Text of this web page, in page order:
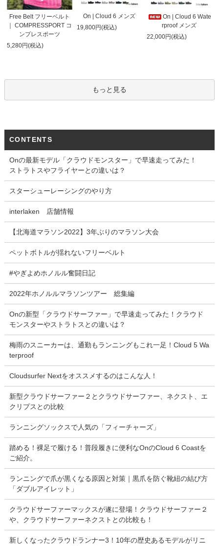
Free Belt フリーベルト
｜ COMPRESSPORT コ
ンプレスポーツ
5,280円(税込)
On | Cloud 6 メンズ
19,800円(税込)
On | Cloud 6 Wate
rproof メンズ
22,000円(税込)
もっと見る
CONTENTS
Onの最新モデル「クラウドモンスター」で早速走ってみた！
ストラトスやフライヤーとの違いは？
スターシューレーシングのやり方
interlaken 店舗情報
【北海道マラソン2022】3年ぶりのマラソン大会
ペットボトルが揺れないフリーベルト
#やぎよめホノルル奮闘日記
2022年ホノルルマラソンツアー 総集編
Onの新型「クラウドサーファー」で早速走ってみた！クラウド
モンスターやストラトスとの違いは？
梅雨のスニーカーは、通勤もランニングもこれ一足！Cloud 5 Wa
terproof
Cloudsurfer Nextをオススメするのはこんな人！
新型クラウドサーファー２とクラウドサーファー、ネクスト、エ
クリプスとの比較
ランニングソックスで人気の「フィーチャーズ」
踏める！裸足で履ける！普段履きに便利なOnのCloud 6 Coastを
ご紹介。
ランニングで爪が黒くなる原因と対策｜黒爪を防ぐ靴紐の結び方
「ダブルアイレット」
クラウドサーファーマックスが遂に登場！クラウドサーファー２
や、クラウドサーファーネクストとの比較も！
新しくなったクラウドランナー3！10年の歴史あるモデルがリニ